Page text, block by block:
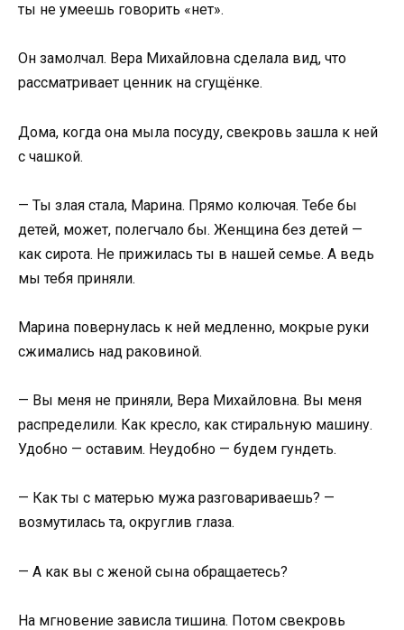
ты не умеешь говорить «нет».
Он замолчал. Вера Михайловна сделала вид, что
рассматривает ценник на сгущёнке.
Дома, когда она мыла посуду, свекровь зашла к ней
с чашкой.
— Ты злая стала, Марина. Прямо колючая. Тебе бы
детей, может, полегчало бы. Женщина без детей —
как сирота. Не прижилась ты в нашей семье. А ведь
мы тебя приняли.
Марина повернулась к ней медленно, мокрые руки
сжимались над раковиной.
— Вы меня не приняли, Вера Михайловна. Вы меня
распределили. Как кресло, как стиральную машину.
Удобно — оставим. Неудобно — будем гундеть.
— Как ты с матерью мужа разговариваешь? —
возмутилась та, округлив глаза.
— А как вы с женой сына обращаетесь?
На мгновение зависла тишина. Потом свекровь